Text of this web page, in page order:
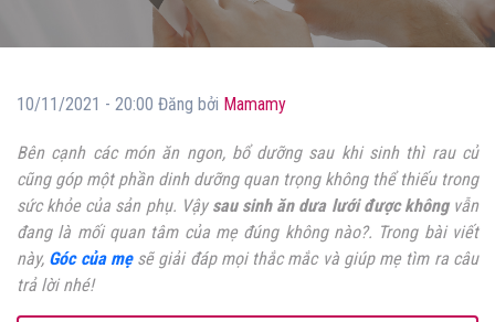
10/11/2021 - 20:00 Đăng bởi Mamamy
Bên cạnh các món ăn ngon, bổ dưỡng sau khi sinh thì rau củ
cũng góp một phần dinh dưỡng quan trọng không thể thiếu trong
sức khỏe của sản phụ. Vậy sau sinh ăn dưa lưới được không vẫn
đang là mối quan tâm của mẹ đúng không nào?. Trong bài viết
này, Góc của mẹsẽ giải đáp mọi thắc mắc và giúp mẹ tìm ra câu
trả lời nhé!